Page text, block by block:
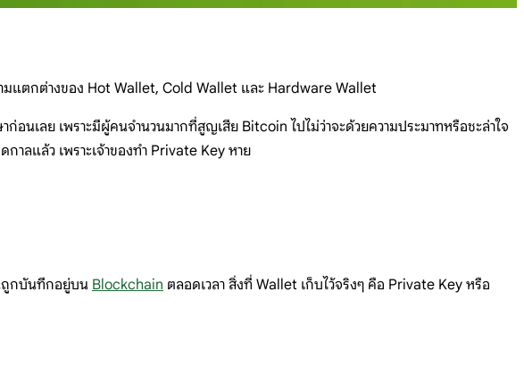
แตกต่างของ Hot Wallet, Cold Wallet และ Hardware Wallet
นเลย เพราะมีผู้คนจำนวนมากที่สูญเสีย Bitcoin ไปไม่ว่าจะด้วยความประมาทหรือชะล่าใจ
ลแล้ว เพราะเจ้าของทำ Private Key หาย
ถูกบันทึกอยู่บน Blockchain ตลอดเวลา สิ่งที่ Wallet เก็บไว้จริงๆ คือ Private Key หรือ